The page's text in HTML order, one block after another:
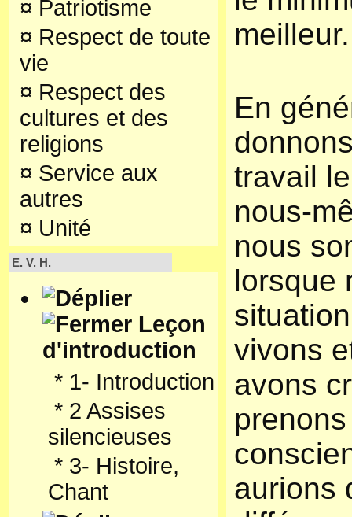
¤ Patriotisme
¤ Respect de toute
vie
¤ Respect des
cultures et des
religions
¤ Service aux
autres
¤ Unité
E. V. H.
Leçon
d'introduction
* 1- Introduction
* 2 Assises
silencieuses
* 3- Histoire,
Chant
meilleur.
En
travail
nous-
nous
lorsque
vivons
avons
aurions